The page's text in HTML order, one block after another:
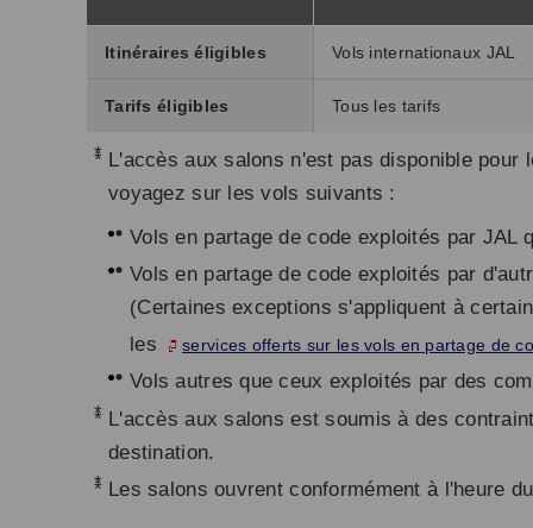
Itinéraires éligibles Vols internationaux JAL
Tarifs éligibles Tous les tarifs
* L'accès aux salons n'est pas disponible pour
voyagez sur les vols suivants :
Vols en partage de code exploités par JAL
Vols en partage de code exploités par
(Certaines exceptions s'appliquent à
les
services offerts sur les vols en partage de
Vols autres que ceux exploités par des
* L'accès aux salons est soumis à des
destination.
* Les salons ouvrent conformément à l'heure